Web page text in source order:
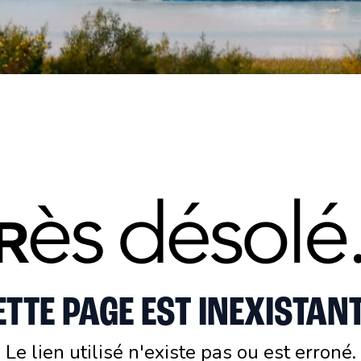
PAGE EST
Le lien utilisé n'existe pas ou est erroné.